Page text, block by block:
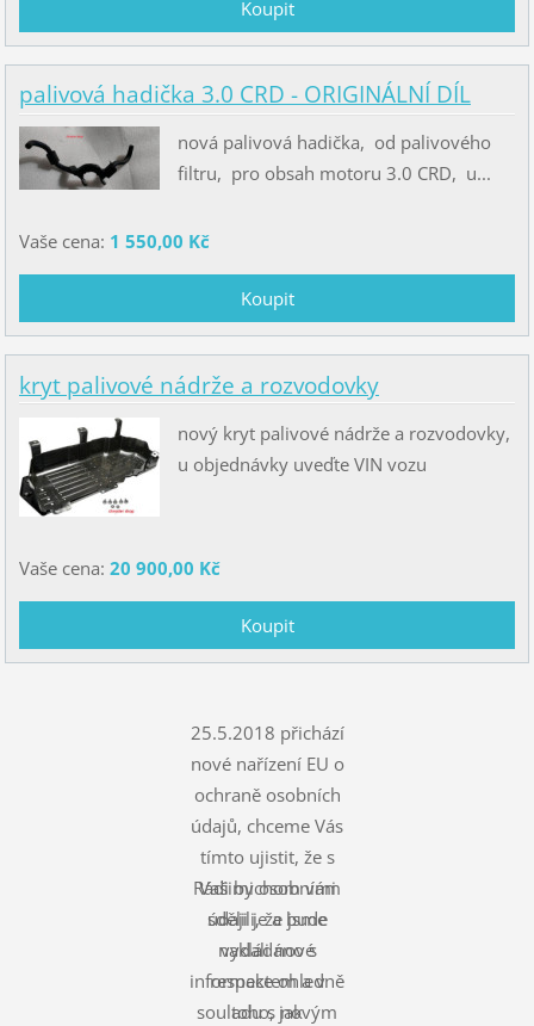
palivová hadička 3.0 CRD - ORIGINÁLNÍ DÍL
nová palivová hadička, od palivového
filtru, pro obsah motoru 3.0 CRD, u...
Vaše cena: 1 550,00 Kč
kryt palivové nádrže a rozvodovky
nový kryt palivové nádrže a rozvodovky,
u objednávky uveďte VIN vozu
Vaše cena: 20 900,00 Kč
25.5.2018 přichází
nové nařízení EU o
ochraně osobních
údajů, chceme Vás
tímto ujistit, že s
Vašimi osobními
údaji je a bude
nakládáno s
respektem a v
souladu s novým
Rádi bychom vám
sdělili, že jsme
vydali nové
informace ohledně
toho, jak